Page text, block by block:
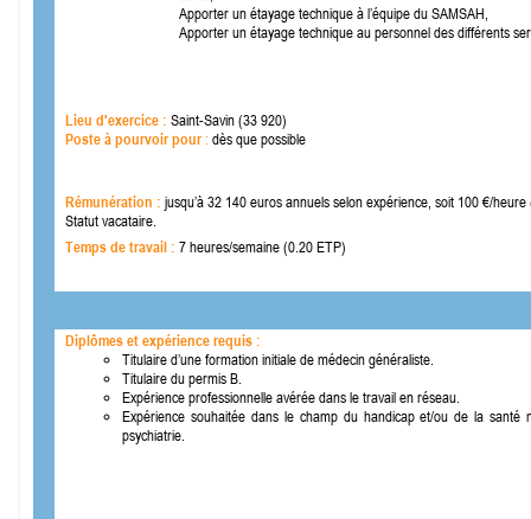
Apporter un étayage technique à l’équipe du SAMSAH,
Apporter un étayage technique au personnel des différents
Lieu d'exercice : Saint-Savin (33 920)
Poste à pourvoir pour: dès que possible
Rémunération : jusqu’à 32 140 euros annuels selon expérience, soit 100 €/
Statut vacataire.
Temps de travail : 7 heures/semaine (0.20 ETP)
Diplômes et expérience requis :
Titulaire d’une formation initiale de médecin généraliste.
Titulaire du permis B.
Expérience professionnelle avérée dans le travail en réseau.
Expérience souhaitée dans le champ du handicap et/ou de la santé
psychiatrie.